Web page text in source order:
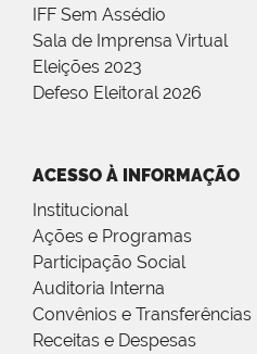
IFF Sem Assédio
Sala de Imprensa Virtual
Eleições 2023
Defeso Eleitoral 2026
ACESSO À INFORMAÇÃO
Institucional
Ações e Programas
Participação Social
Auditoria Interna
Convênios e Transferências
Receitas e Despesas